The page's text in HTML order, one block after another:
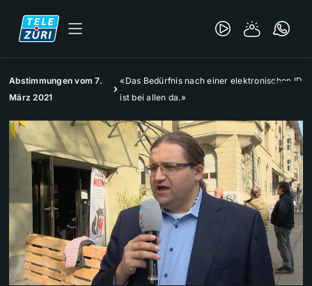
Abstimmungen vom 7.
März 2021
«Das Bedürfnis nach einer elektronischen ID
ist bei allen da.»